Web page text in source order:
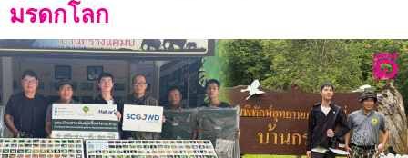
มรดกโลก